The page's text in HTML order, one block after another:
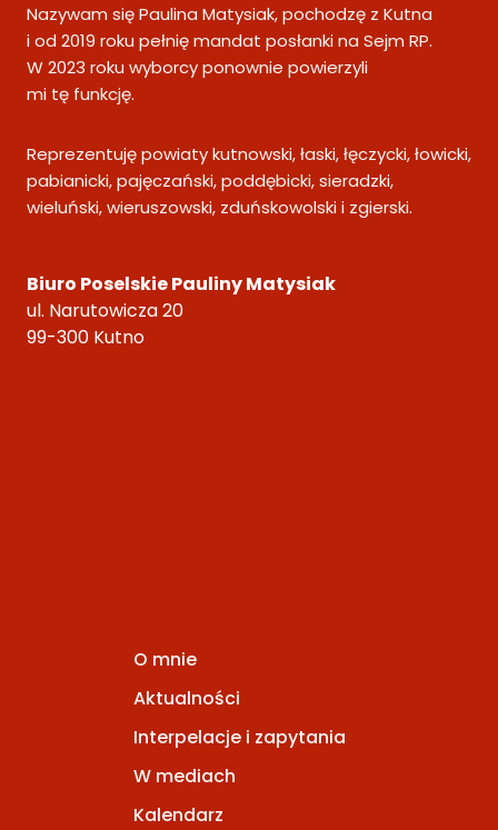
Nazywam się Paulina Matysiak, pochodzę z Kutna
i od 2019 roku pełnię mandat posłanki na Sejm RP.
W 2023 roku wyborcy ponownie powierzyli
mi tę funkcję.
Reprezentuję powiaty kutnowski, łaski, łęczycki, łowicki,
pabianicki, pajęczański, poddębicki, sieradzki,
wieluński, wieruszowski, zduńskowolski i zgierski.
Biuro Poselskie Pauliny Matysiak
ul. Narutowicza 20
99-300 Kutno
O mnie
Aktualności
Interpelacje i zapytania
W mediach
Kalendarz